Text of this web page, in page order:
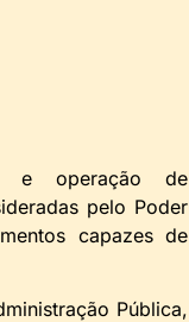
e operação de
pelo Poder
capazes de
Pública,